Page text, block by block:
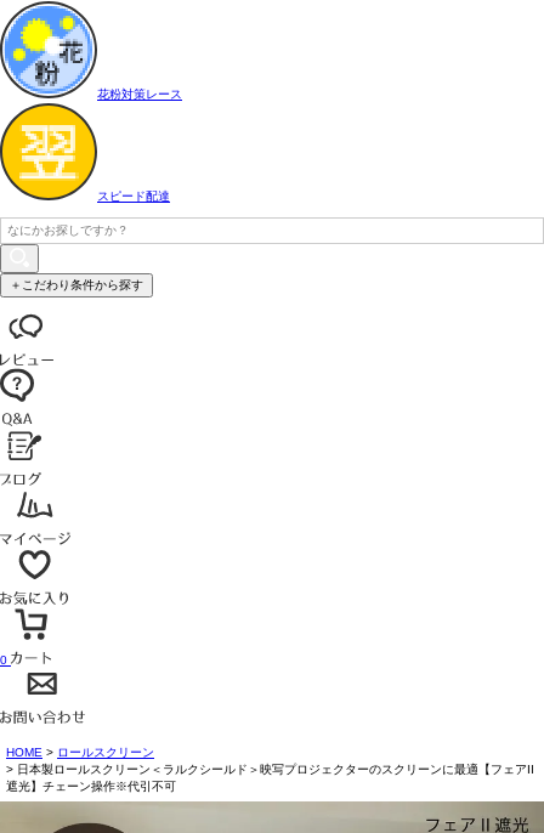
花粉対策レース
スピード配達
＋こだわり条件から探す
0
HOME
ロールスクリーン
日本製ロールスクリーン＜ラルクシールド＞映写プロジェクターのスクリーンに最適【フェアII
遮光】チェーン操作※代引不可